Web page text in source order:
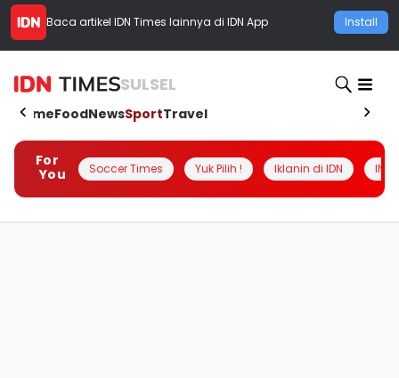
Baca artikel IDN Times lainnya di IDN App Install
SULSEL
HomeFoodNewsSportTravel
For
You
Soccer Times Yuk Pilih ! Iklanin di IDN